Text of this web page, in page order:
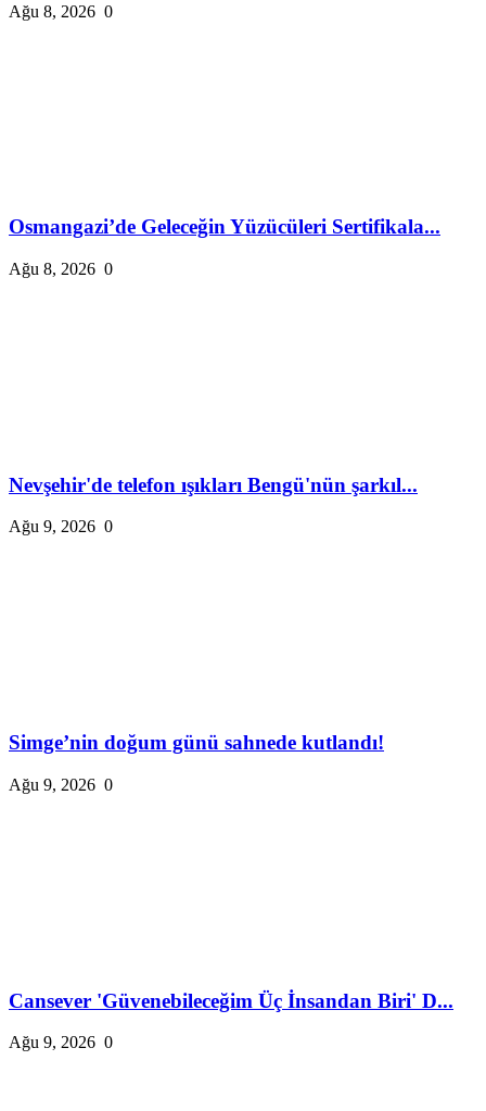
Ağu 8, 2026 0
Osmangazi’de Geleceğin Yüzücüleri Sertifikala...
Ağu 8, 2026 0
Nevşehir'de telefon ışıkları Bengü'nün şarkıl...
Ağu 9, 2026 0
Simge’nin doğum günü sahnede kutlandı!
Ağu 9, 2026 0
Cansever 'Güvenebileceğim Üç İnsandan Biri' D...
Ağu 9, 2026 0